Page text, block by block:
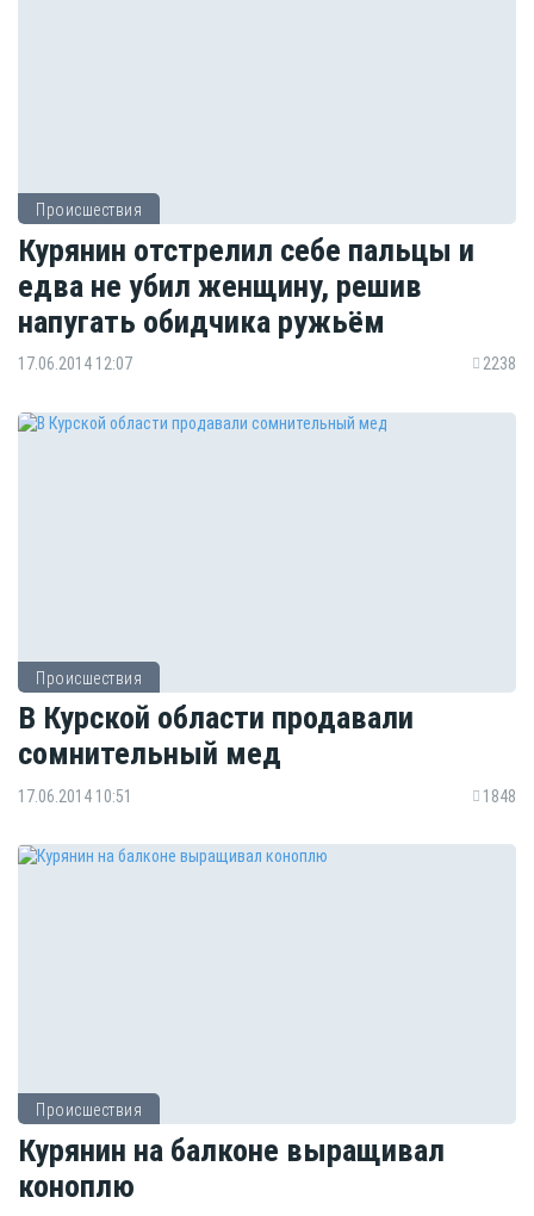
Происшествия
Курянин отстрелил себе пальцы и
едва не убил женщину, решив
напугать обидчика ружьём
17.06.2014 12:07 2238
Происшествия
В Курской области продавали
сомнительный мед
17.06.2014 10:51 1848
Происшествия
Курянин на балконе выращивал
коноплю